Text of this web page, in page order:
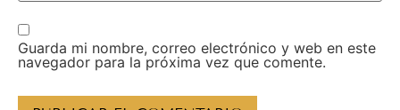
Guarda mi nombre, correo electrónico y web en este
navegador para la próxima vez que comente.